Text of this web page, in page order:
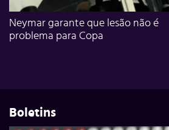
Neymar garante que lesão não é
problema para Copa
Boletins